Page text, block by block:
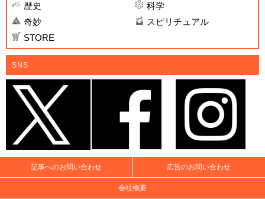
歴史
科学
奇妙
スピリチュアル
STORE
SNS
記事へのお問い合わせ 広告のお問い合わせ
会社概要